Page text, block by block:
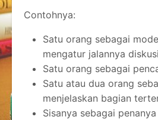
Contohnya:
Satu orang sebagai
mengatur jalannya diskusi
Satu orang sebagai
Satu atau dua orang
menjelaskan bagian
Sisanya sebagai